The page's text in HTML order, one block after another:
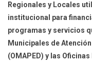
Regionales y Locales
institucional para
programas y servicios
Municipales de
(OMAPED) y las